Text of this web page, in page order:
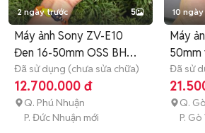
2 ngày trước 5
Máy ảnh Sony ZV-E10
Đen 16-50mm OSS BH
11.28
Đã sử dụng (chưa sửa chữa)
12.700.000 đ
Q. Phú Nhuận
P. Đức Nhuận mới
10
Máy
Đã sử
Q.
P.